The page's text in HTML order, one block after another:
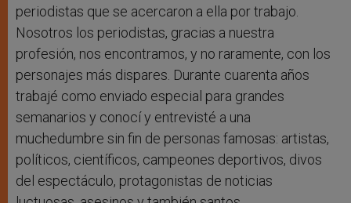
periodistas que se acercaron a ella por trabajo.
Nosotros los periodistas, gracias a nuestra
profesión, nos encontramos, y no raramente, con los
personajes más dispares. Durante cuarenta años
trabajé como enviado especial para grandes
semanarios y conocí y entrevisté a una
muchedumbre sin fin de personas famosas: artistas,
políticos, científicos, campeones deportivos, divos
del espectáculo, protagonistas de noticias